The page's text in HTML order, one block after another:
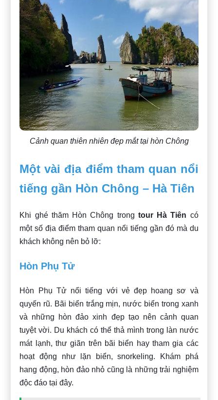
Cảnh quan thiên nhiên đẹp mắt tại hòn Chông
Một vài địa điểm tham quan nổi
tiếng gần Hòn Chông – Hà Tiên
Khi ghé thăm Hòn Chông trong tour Hà Tiên có
một số địa điểm tham quan nổi tiếng gần đó mà du
khách không nên bỏ lỡ:
Hòn Phụ Tử
Hòn Phụ Tử nổi tiếng với vẻ đẹp hoang sơ và
quyến rũ. Bãi biển trắng mịn, nước biển trong xanh
và những hòn đảo xinh đẹp tạo nên cảnh quan
tuyệt vời. Du khách có thể thả mình trong làn nước
mát lạnh, thư giãn trên bãi biển hay tham gia các
hoạt động như lặn biển, snorkeling. Khám phá
hang động, hòn đảo nhỏ cũng là những trải nghiệm
độc đáo tại đây.